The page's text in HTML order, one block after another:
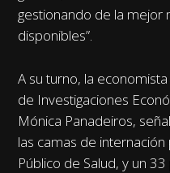
gestionando de la mejor
disponibles”.
A su turno, la
de Investigaciones
Mónica Panadeiros,
las camas de
Público de Salud, y un